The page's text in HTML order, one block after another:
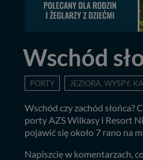
Wschód
PORTY JEZIORA, WYSPY,
Wschód czy zachód słońca?
porty AZS Wilkasy i Resort
pojawić się około 7 rano na
Napiszcie w komentarzach,